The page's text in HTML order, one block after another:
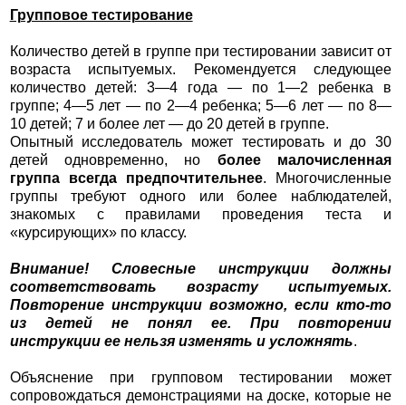
Групповое тестирование
Количество детей в группе при тестировании зависит от
возраста испытуемых. Рекомендуется следующее
количество детей: 3—4 года — по 1—2 ребенка в
группе; 4—5 лет — по 2—4 ребенка; 5—6 лет — по 8—
10 детей; 7 и более лет — до 20 детей в группе.
Опытный исследователь может тестировать и до 30
детей одновременно, но более малочисленная
группа всегда предпочтительнее. Многочисленные
группы требуют одного или более наблюдателей,
знакомых с правилами проведения теста и
«курсирующих» по классу.
Внимание! Словесные инструкции должны
соответствовать возрасту испытуемых.
Повторение инструкции возможно, если кто-то
из детей не понял ее. При повторении
инструкции ее нельзя изменять и усложнять.
Объяснение при групповом тестировании может
сопровождаться демонстрациями на доске, которые не